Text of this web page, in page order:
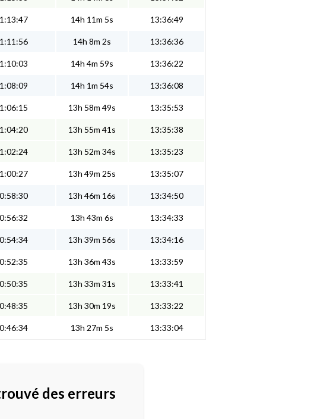
14h 11m 5s 13:36:49
14h 8m 2s 13:36:36
14h 4m 59s 13:36:22
14h 1m 54s 13:36:08
13h 58m 49s 13:35:53
13h 55m 41s 13:35:38
13h 52m 34s 13:35:23
13h 49m 25s 13:35:07
13h 46m 16s 13:34:50
13h 43m 6s 13:34:33
13h 39m 56s 13:34:16
13h 36m 43s 13:33:59
13h 33m 31s 13:33:41
13h 30m 19s 13:33:22
13h 27m 5s 13:33:04
des erreurs